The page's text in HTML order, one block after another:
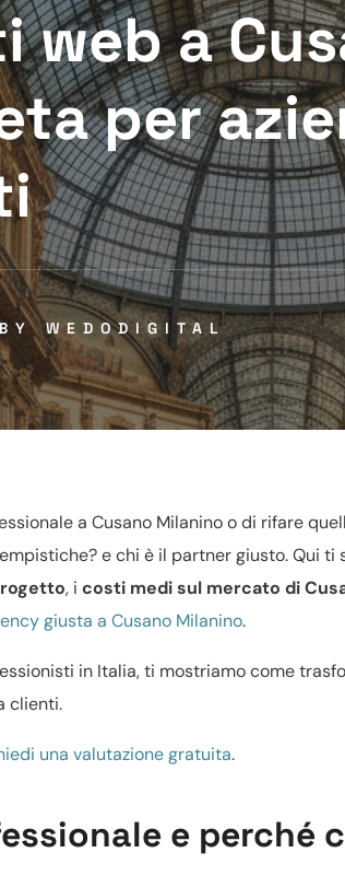
web a
per
WEDODIGITAL
a Cusano Milanino o di rifare
e chi è il partner giusto. Qui ti
, i costi medi sul mercato di
giusta a Cusano Milanino.
in Italia, ti mostriamo come
clienti.
una valutazione gratuita.
e perché